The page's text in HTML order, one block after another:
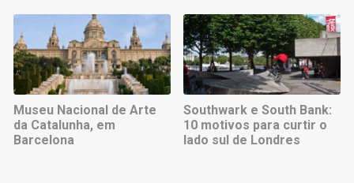
Museu Nacional de Arte
da Catalunha, em
Barcelona
Southwark e South Bank:
10 motivos para curtir o
lado sul de Londres